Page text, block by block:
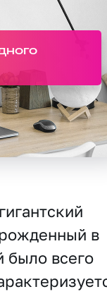
в
было всего